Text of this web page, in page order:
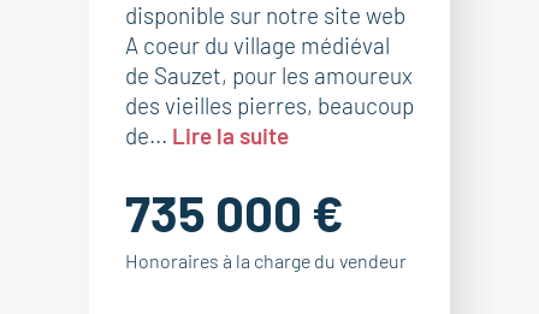
disponible sur notre site web
A coeur du village médiéval
de Sauzet, pour les amoureux
des vieilles pierres, beaucoup
de... Lire la suite
735 000 €
Honoraires à la charge du vendeur